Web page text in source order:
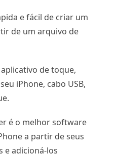
e fácil de criar um
de um arquivo de
de toque,
iPhone, cabo USB,
é o melhor software
a partir de seus
e adicioná-los